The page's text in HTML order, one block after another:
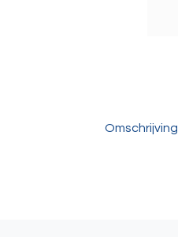
Omschrijving